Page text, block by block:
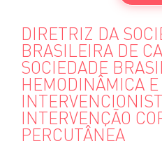
DIRETRIZ DA
BRASILEIRA DE
SOCIEDADE
HEMODINÂMICA
INTERVENÇÃO
PERCUTÂNEA